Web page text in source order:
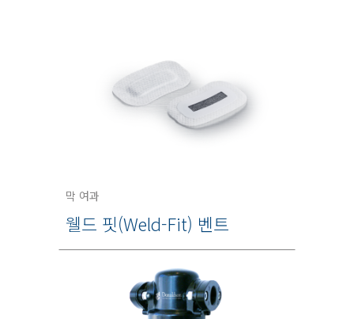
막 여과
웰드 핏(Weld-Fit) 벤트